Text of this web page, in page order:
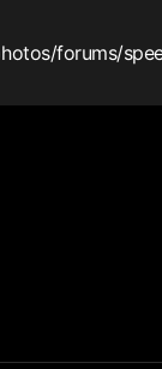
/forums/